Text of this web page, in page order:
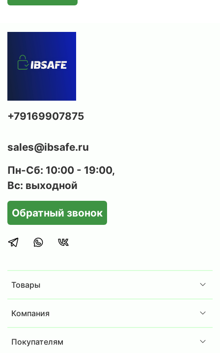
Товары
Компания
Покупателям
+79169907875
sales@ibsafe.ru
Пн-Сб: 10:00 - 19:00,
Вс: выходной
Обратный звонок